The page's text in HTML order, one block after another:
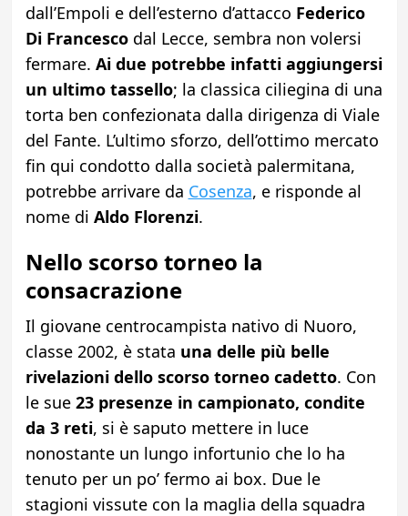
dall’Empoli e dell’esterno d’attacco Federico
Di Francescodal Lecce, sembra non volersi
fermare. Ai due potrebbe infatti aggiungersi
un ultimo tassello; la classica ciliegina di una
torta ben confezionata dalla dirigenza di Viale
del Fante. L’ultimo sforzo, dell’ottimo mercato
fin qui condotto dalla società palermitana,
potrebbe arrivare da Cosenza, e risponde al
nome di Aldo Florenzi.
Nello scorso torneo la
consacrazione
Il giovane centrocampista nativo di Nuoro,
classe 2002, è stata una delle più belle
rivelazioni dello scorso torneo cadetto. Con
le sue23 presenze in campionato, condite
da 3 reti, si è saputo mettere in luce
nonostante un lungo infortunio che lo ha
tenuto per un po’ fermo ai box. Due le
stagioni vissute con la maglia della squadra